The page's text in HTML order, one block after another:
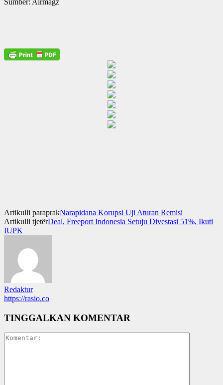
Artikulli paraprakNarapidana Korupsi Uji Aturan Remisi
Artikulli tjetërDeal, Freeport Indonesia Setuju Divestasi 51%, Ikuti
IUPK
Redaktur
https://rasio.co
TINGGALKAN KOMENTAR